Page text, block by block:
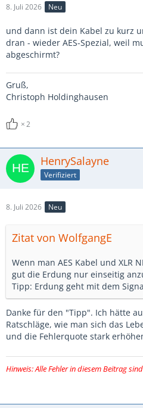
8. Juli 2026 Neu
und dann ist dein Kabel zu kurz
dran - wieder AES-Spezial, weil
abgeschirmt?
Gruß,
Christoph Holdinghausen
2
HenrySalayne
Verifiziert
8. Juli 2026 Neu
Zitat von WolfgangE
Wenn man AES Kabel und XLR
gut die Erdung nur einseitig
Tipp: Erdung geht mit dem
Danke für den "Tipp". Ich hätte
Ratschläge, wie man sich das
und die Fehlerquote stark
Hinweis: Alle Fehler in diesem Beitrag